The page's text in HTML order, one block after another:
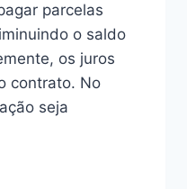
parcelas
o saldo
os juros
contrato. No
seja